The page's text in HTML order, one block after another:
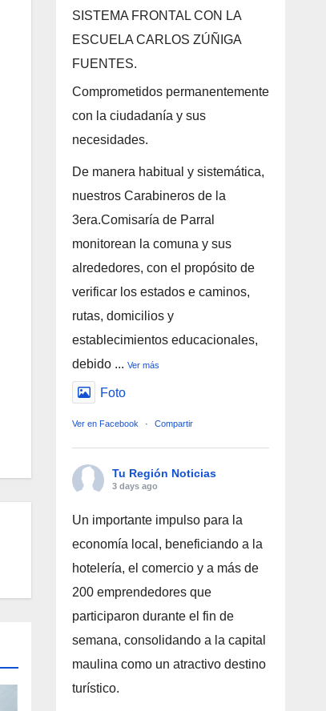
SISTEMA FRONTAL CON LA
ESCUELA CARLOS ZÚÑIGA
FUENTES.
Comprometidos permanentemente
con la ciudadanía y sus
necesidades.
De manera habitual y sistemática,
nuestros Carabineros de la
3era.Comisaría de Parral
monitorean la comuna y sus
alrededores, con el propósito de
verificar los estados e caminos,
rutas, domicilios y
establecimientos educacionales,
debido ... Ver más
Foto
Ver en Facebook · Compartir
Tu Región Noticias
3 days ago
Un importante impulso para la
economía local, beneficiando a la
hotelería, el comercio y a más de
200 emprendedores que
participaron durante el fin de
semana, consolidando a la capital
maulina como un atractivo destino
turístico.